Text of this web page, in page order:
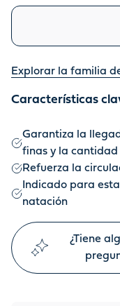
Productos similares
Explorar la familia
Características
Garantiza la
finas y la
Refuerza la
Indicado para
natación
¿Tiene